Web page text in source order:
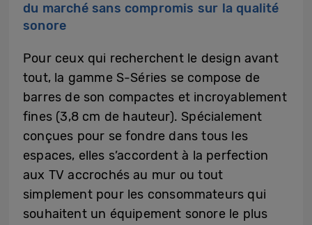
du marché sans compromis sur la qualité
sonore
Pour ceux qui recherchent le design avant
tout, la gamme S-Séries se compose de
barres de son compactes et incroyablement
fines (3,8 cm de hauteur). Spécialement
conçues pour se fondre dans tous les
espaces, elles s’accordent à la perfection
aux TV accrochés au mur ou tout
simplement pour les consommateurs qui
souhaitent un équipement sonore le plus